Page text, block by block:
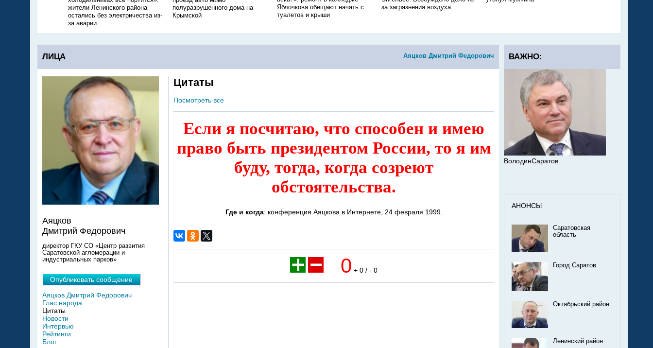
жители Ленинского района
остались без электричества из-
за аварии
полуразрушенного дома на
Крымской
Яблочкова обещают начать с
туалетов и крыши
за загрязнения воздуха
Аяцков Дмитрий Федорович
ЛИЦА
Цитаты
Посмотреть все
Если я посчитаю, что способен и имею
право быть президентом России, то я им
буду, тогда, когда созреют
обстоятельства.
Где и когда: конференция Аяцкова в Интернете, 24 февраля 1999.
0 + 0 / - 0
Аяцков
Дмитрий Федорович
директор ГКУ СО «Центр развития
Саратовской агломерации и
индустриальных парков»
Опубликовать сообщение
Аяцков Дмитрий Федорович
Глас народа
Цитаты
Новости
Интервью
Рейтинги
Блог
ВАЖНО:
ВолодинСаратов
АНОНСЫ
Саратовская
область
Город Саратов
Октябрьский район
Ленинский район